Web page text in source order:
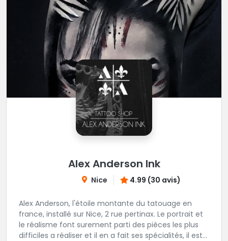
Alex Anderson Ink
Nice 4.99 (30 avis)
Alex Anderson, l'étoile montante du tatouage en
france, installé sur Nice, 2 rue pertinax. Le portrait et
le réalisme font surement parti des pièces les plus
difficiles a réaliser et il en a fait ses spécialités, il est